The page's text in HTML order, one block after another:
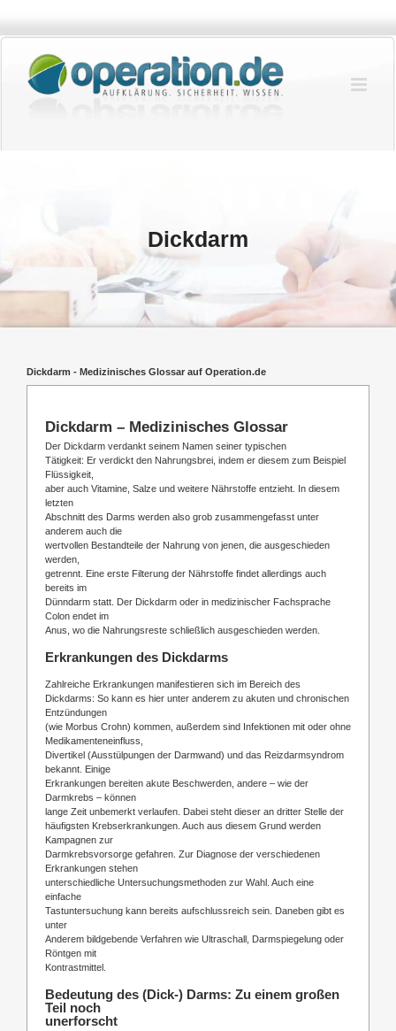
springen
Dickdarm
Dickdarm - Medizinisches Glossar auf Operation.de
Dickdarm – Medizinisches Glossar
Der Dickdarm verdankt seinem Namen seiner typischen
Tätigkeit: Er verdickt den Nahrungsbrei, indem er diesem zum Beispiel
Flüssigkeit,
aber auch Vitamine, Salze und weitere Nährstoffe entzieht. In diesem
letzten
Abschnitt des Darms werden also grob zusammengefasst unter
anderem auch die
wertvollen Bestandteile der Nahrung von jenen, die ausgeschieden
werden,
getrennt. Eine erste Filterung der Nährstoffe findet allerdings auch
bereits im
Dünndarm statt. Der Dickdarm oder in medizinischer Fachsprache
Colon endet im
Anus, wo die Nahrungsreste schließlich ausgeschieden werden.
Erkrankungen des Dickdarms
Zahlreiche Erkrankungen manifestieren sich im Bereich des
Dickdarms: So kann es hier unter anderem zu akuten und chronischen
Entzündungen
(wie Morbus Crohn) kommen, außerdem sind Infektionen mit oder ohne
Medikamenteneinfluss,
Divertikel (Ausstülpungen der Darmwand) und das Reizdarmsyndrom
bekannt. Einige
Erkrankungen bereiten akute Beschwerden, andere – wie der
Darmkrebs – können
lange Zeit unbemerkt verlaufen. Dabei steht dieser an dritter Stelle der
häufigsten Krebserkrankungen. Auch aus diesem Grund werden
Kampagnen zur
Darmkrebsvorsorge gefahren. Zur Diagnose der verschiedenen
Erkrankungen stehen
unterschiedliche Untersuchungsmethoden zur Wahl. Auch eine
einfache
Tastuntersuchung kann bereits aufschlussreich sein. Daneben gibt es
unter
Anderem bildgebende Verfahren wie Ultraschall, Darmspiegelung oder
Röntgen mit
Kontrastmittel.
Bedeutung des (Dick-) Darms: Zu einem großen
Teil noch
unerforscht